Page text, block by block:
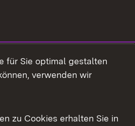
für Sie optimal gestalten
verwenden wir
zu Cookies erhalten Sie in